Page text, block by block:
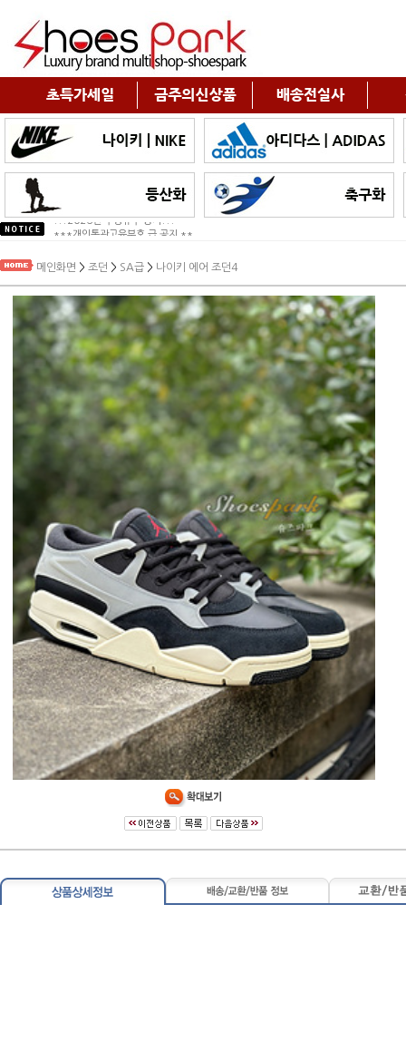
!!!2026년 구정휴무 공지!!!
***개인통관고유부호 급 공지 **...
메인화면 > 조던 > SA급 > 나이키 에어 조던4